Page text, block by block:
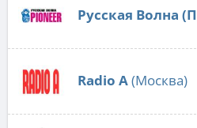
Русская Волна
Radio А(Москва)